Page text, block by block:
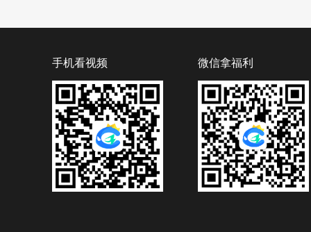
手机看视频 微信拿福利